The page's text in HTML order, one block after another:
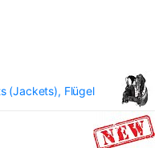
(Jackets), Flügel